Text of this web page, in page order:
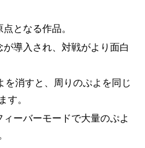
となる作品。
が導入され、対戦がより面白
を消すと、周りのぷよを同じ
す。
ィーバーモードで大量のぷよ